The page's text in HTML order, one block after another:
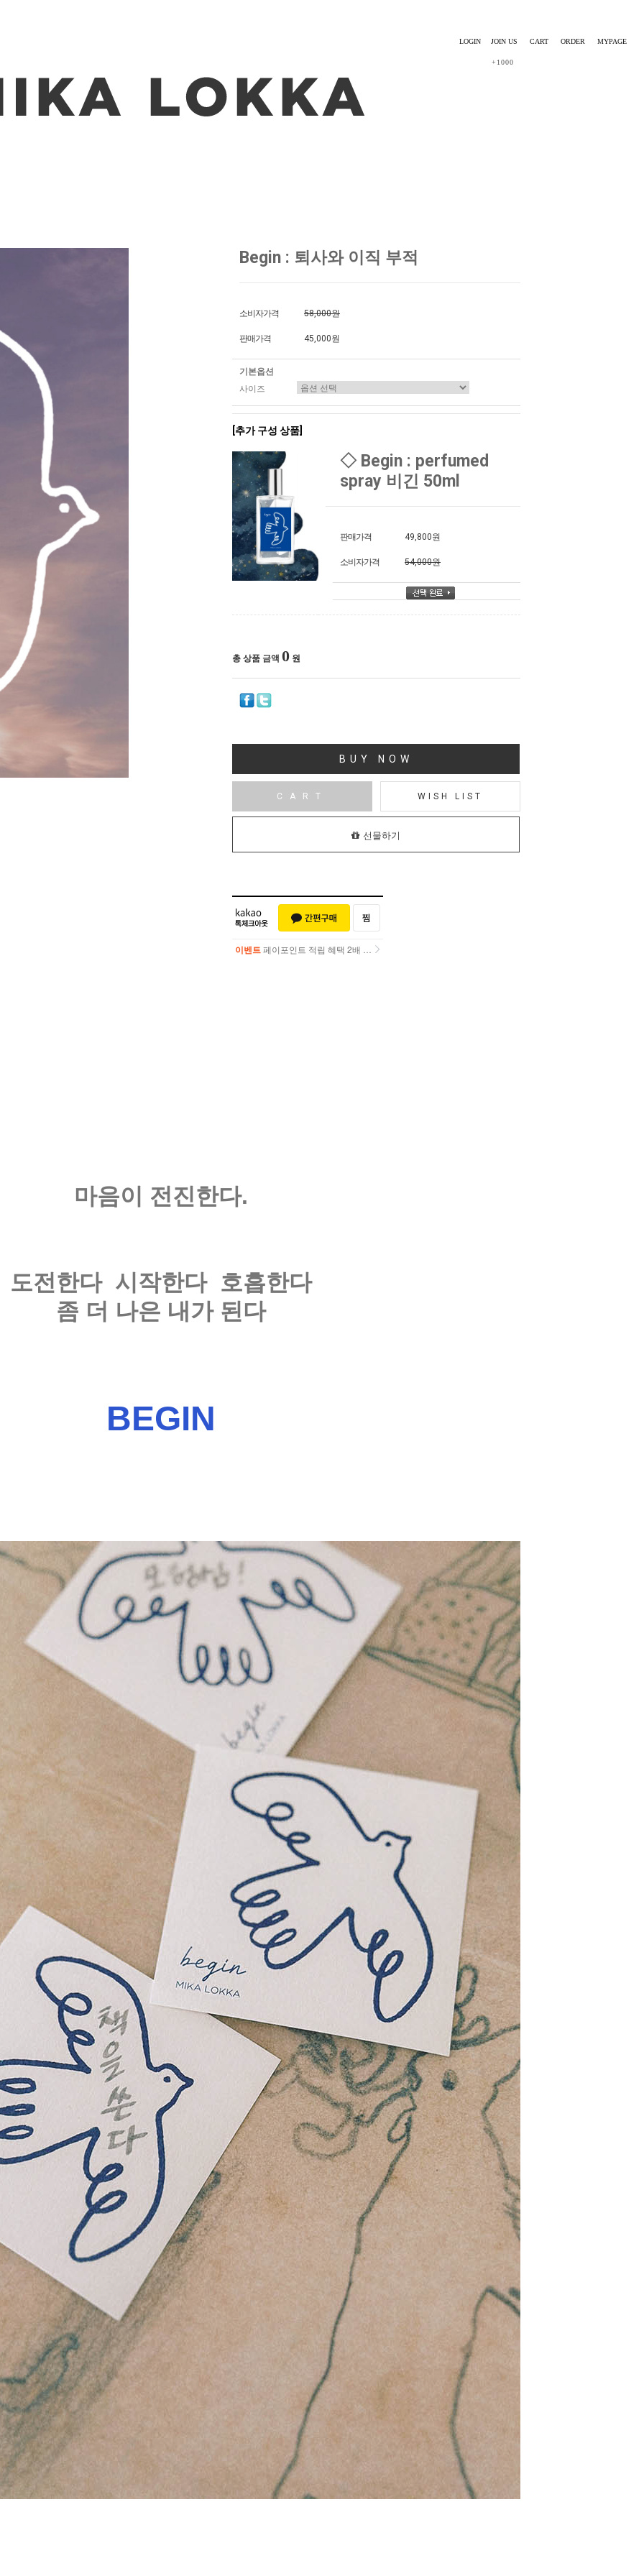
LOGIN JOIN US
+1000
CART ORDER MYPAGE
Begin : 퇴사와 이직 부적
소비자가격 58,000원
판매가격 45,000원
기본옵션
사이즈
[추가 구성 상품]
◇ Begin : perfumed
spray 비긴 50ml
판매가격 49,800원
소비자가격 54,000원
총 상품 금액 0 원
BUY NOW
CART WISH LIST
선물하기
이벤트 페이포인트 적립 혜택 2배 UP!
마음이 전진한다.
도전한다 시작한다 호흡한다
좀 더 나은 내가 된다
BEGIN